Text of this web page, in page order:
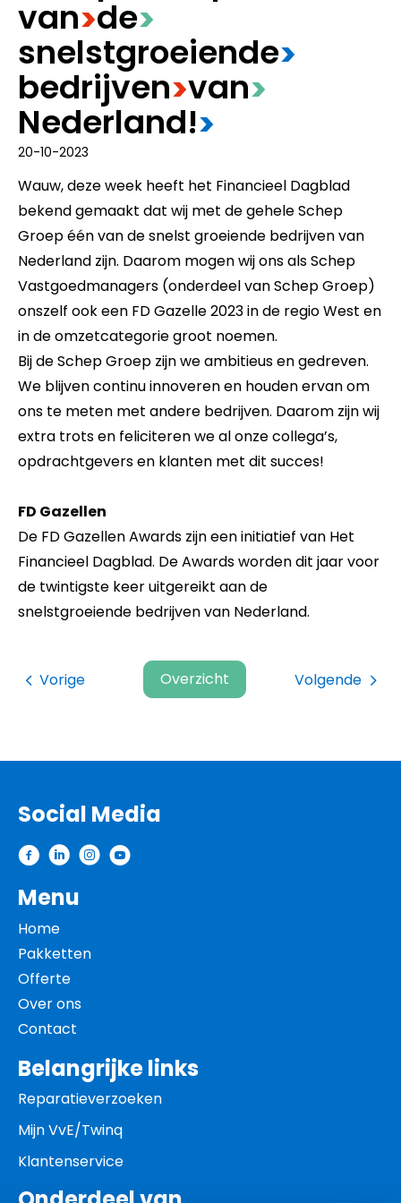
van>​de>
snelstgroeiende>
bedrijven>​van>
Nederland!>
20-10-2023
Wauw, deze week heeft het Financieel Dagblad
bekend gemaakt dat wij met de gehele Schep
Groep één van de snelst groeiende bedrijven van
Nederland zijn. Daarom mogen wij ons als Schep
Vastgoedmanagers (onderdeel van Schep Groep)
onszelf ook een FD Gazelle 2023 in de regio West en
in de omzetcategorie groot noemen.
Bij de Schep Groep zijn we ambitieus en gedreven.
We blijven continu innoveren en houden ervan om
ons te meten met andere bedrijven. Daarom zijn wij
extra trots en feliciteren we al onze collega’s,
opdrachtgevers en klanten met dit succes!
FD Gazellen
De FD Gazellen Awards zijn een initiatief van Het
Financieel Dagblad. De Awards worden dit jaar voor
de twintigste keer uitgereikt aan de
snelstgroeiende bedrijven van Nederland.
Volgende
Overzicht
Vorige
Contactinformatie
Social Media
Menu
Home
Pakketten
Offerte
Over ons
Contact
Belangrijke links
Reparatieverzoeken
Mijn VvE/Twinq
Klantenservice